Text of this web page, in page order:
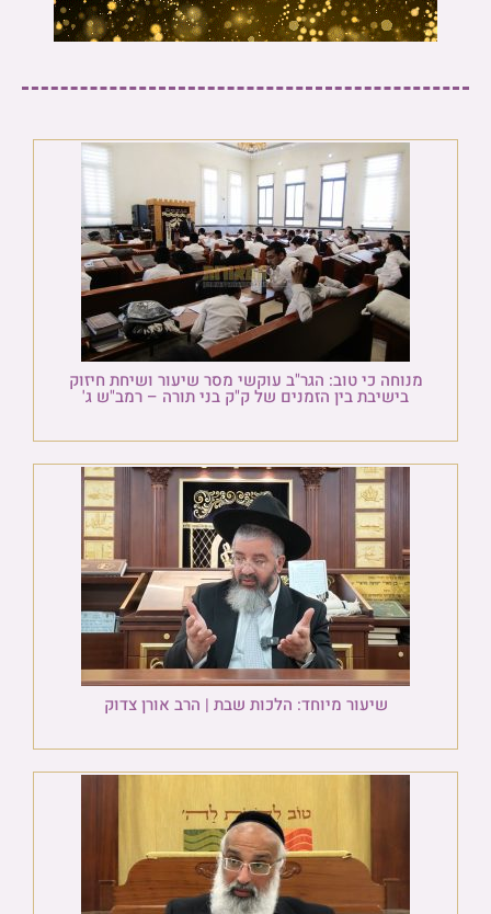
מנוחה כי טוב: הגר"ב עוקשי מסר שיעור ושיחת חיזוק
בישיבת בין הזמנים של ק"ק בני תורה – רמב"ש ג'
שיעור מיוחד: הלכות שבת | הרב אורן צדוק